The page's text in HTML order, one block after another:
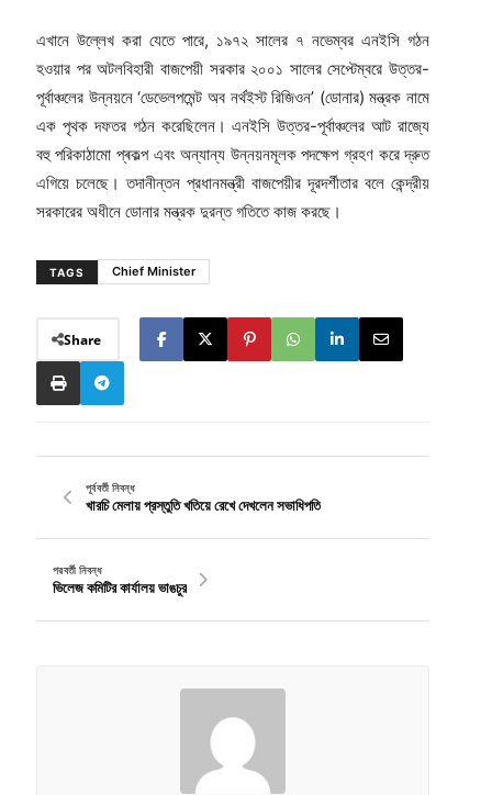
এখানে উল্লেখ করা যেতে পারে, ১৯৭২ সালের ৭ নভেম্বর এনইসি গঠন
হওয়ার পর অটলবিহারী বাজপেয়ী সরকার ২০০১ সালের সেপ্টেম্বরে উত্তর-
পূর্বাঞ্চলের উন্নয়নে ‘ডেভেলপমেন্ট অব নর্থইস্ট রিজিওন’ (ডোনার) মন্ত্রক নামে
এক পৃথক দফতর গঠন করেছিলেন। এনইসি উত্তর-পূর্বাঞ্চলের আট রাজ্যে
বহু পরিকাঠামো প্ৰকল্প এবং অন্যান্য উন্নয়নমূলক পদক্ষেপ গ্রহণ করে দ্রুত
এগিয়ে চলেছে। তদানীন্তন প্রধানমন্ত্রী বাজপেয়ীর দূরদর্শীতার বলে কেন্দ্রীয়
সরকারের অধীনে ডোনার মন্ত্রক দুরন্ত গতিতে কাজ করছে।
TAGS Chief Minister
Share
পূর্ববর্তী নিবন্ধ
খারচি মেলায় প্রস্তুতি খতিয়ে রেখে দেখলেন সভাধিপতি
পরবর্তী নিবন্ধ
ভিলেজ কমিটির কার্যালয় ভাঙচুর